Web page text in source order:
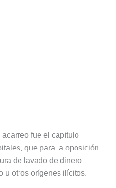
acarreo fue el capítulo
que para la oposición
de lavado de dinero
u otros orígenes ilícitos.